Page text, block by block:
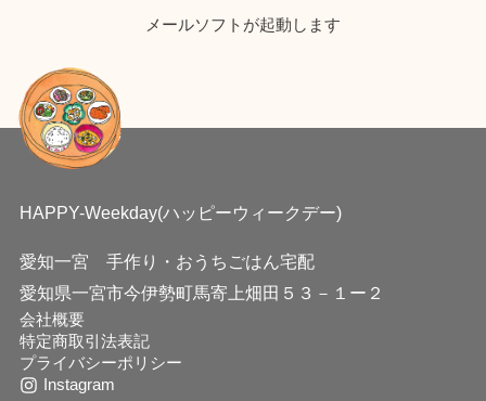
メールソフトが起動します
HAPPY-Weekday(ハッピーウィークデー)
愛知一宮 手作り・おうちごはん宅配
愛知県一宮市今伊勢町馬寄上畑田５３－１ー２
会社概要
特定商取引法表記
プライバシーポリシー
Instagram